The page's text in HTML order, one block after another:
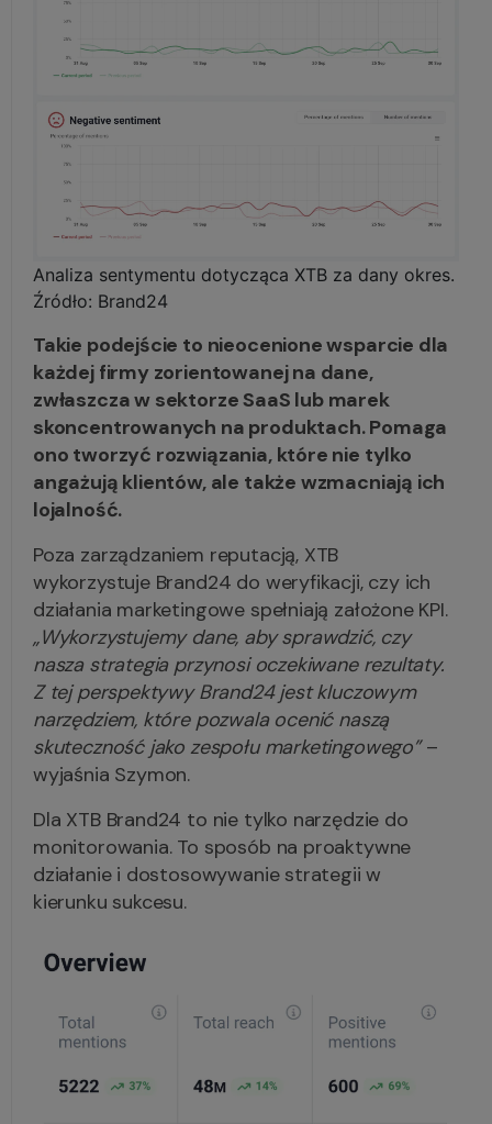
Analiza sentymentu dotycząca XTB za dany okres.
Źródło: Brand24
Takie podejście to nieocenione wsparcie dla
każdej firmy zorientowanej na dane,
zwłaszcza w sektorze SaaS lub marek
skoncentrowanych na produktach. Pomaga
ono tworzyć rozwiązania, które nie tylko
angażują klientów, ale także wzmacniają ich
lojalność.
Poza zarządzaniem reputacją, XTB
wykorzystuje Brand24 do weryfikacji, czy ich
działania marketingowe spełniają założone KPI.
„Wykorzystujemy dane, aby sprawdzić, czy
nasza strategia przynosi oczekiwane rezultaty.
Z tej perspektywy Brand24 jest kluczowym
narzędziem, które pozwala ocenić naszą
skuteczność jako zespołu marketingowego”–
wyjaśnia Szymon.
Dla XTB Brand24 to nie tylko narzędzie do
monitorowania. To sposób na proaktywne
działanie i dostosowywanie strategii w
kierunku sukcesu.